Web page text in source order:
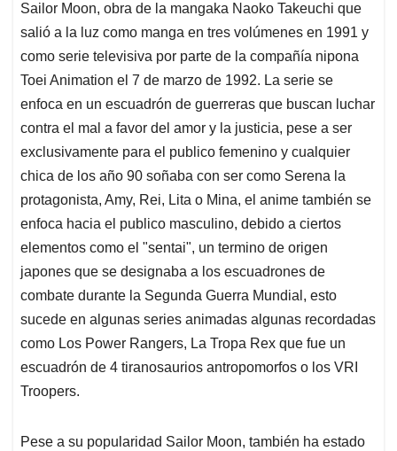
Sailor Moon, obra de la mangaka Naoko Takeuchi que
salió a la luz como manga en tres volúmenes en 1991 y
como serie televisiva por parte de la compañía nipona
Toei Animation el 7 de marzo de 1992. La serie se
enfoca en un escuadrón de guerreras que buscan luchar
contra el mal a favor del amor y la justicia, pese a ser
exclusivamente para el publico femenino y cualquier
chica de los año 90 soñaba con ser como Serena la
protagonista, Amy, Rei, Lita o Mina, el anime también se
enfoca hacia el publico masculino, debido a ciertos
elementos como el "sentai", un termino de origen
japones que se designaba a los escuadrones de
combate durante la Segunda Guerra Mundial, esto
sucede en algunas series animadas algunas recordadas
como Los Power Rangers, La Tropa Rex que fue un
escuadrón de 4 tiranosaurios antropomorfos o los VRI
Troopers.
Pese a su popularidad Sailor Moon, también ha estado